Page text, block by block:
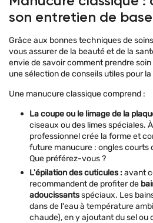
son entretien de
Grâce aux bonnes techniques de
vous assurer de la beauté et de la
envie de savoir comment prendre
une sélection de conseils utiles pour
Une manucure classique comprend :
La coupe ou le limage de la
ciseaux ou des limes spéciales.
professionnel crée la forme et
future manucure : ongles courts
Que préférez-vous ?
L'épilation des cuticules :avant
recommandent de profiter de
adoucissantsspéciaux. Les
dans de l'eau à température
chaude), en y ajoutant du sel ou